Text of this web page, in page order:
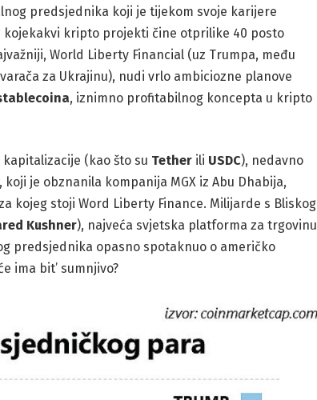
predsjednika koji je tijekom svoje karijere
kojekakvi kripto projekti čine otprilike 40 posto
World Liberty Financial (uz Trumpa, među
za Ukrajinu), nudi vrlo ambiciozne planove
, iznimno profitabilnog koncepta u kripto
(kao što su Tetherili USDC), nedavno
je obznanila kompanija MGX iz Abu Dhabija,
kojeg stoji Word Liberty Finance. Milijarde s Bliskog
Kushner), najveća svjetska platforma za trgovinu
predsjednika opasno spotaknuo o američko
ima bit’ sumnjivo?